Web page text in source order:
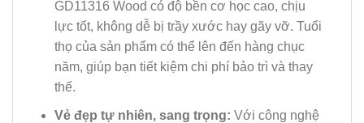
GD11316 Wood có độ bền cơ học cao, chịu
lực tốt, không dễ bị trầy xước hay gãy vỡ. Tuổi
thọ của sản phẩm có thể lên đến hàng chục
năm, giúp bạn tiết kiệm chi phí bảo trì và thay
thế.
Vẻ đẹp tự nhiên, sang trọng: Với công nghệ